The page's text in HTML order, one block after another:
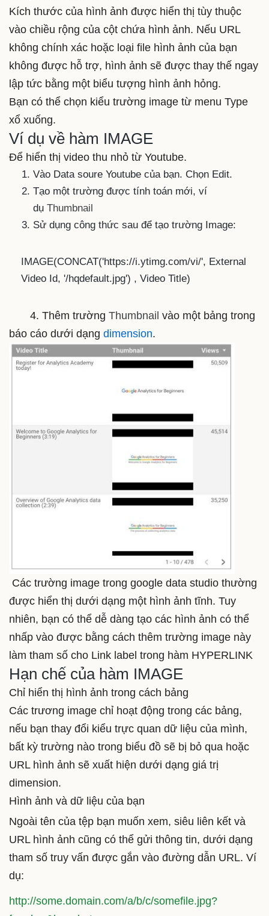
Kích thước của hình ảnh được hiển thị tùy thuộc
vào chiều rộng của cột chứa hình ảnh. Nếu URL
không chính xác hoặc loại file hình ảnh của bạn
không được hỗ trợ, hình ảnh sẽ được thay thế ngay
lập tức bằng một biểu tượng hình ảnh hỏng.
Bạn có thể chọn kiểu trường image từ menu Type
xổ xuống.
Ví dụ về hàm IMAGE
Để hiển thị video thu nhỏ từ Youtube.
Vào Data soure Youtube của bạn. Chọn Edit.
Tạo một trường được tính toán mới, ví
dụ Thumbnail
Sử dụng công thức sau để tạo trường Image:
IMAGE(CONCAT('https://i.ytimg.com/vi/', External
Video Id, '/hqdefault.jpg') , Video Title)
4. Thêm trường Thumbnail vào một bảng trong
báo cáo dưới dạng dimension.
Các trường image trong google data studio thường
được hiển thị dưới dạng một hình ảnh tĩnh. Tuy
nhiên, bạn có thể dễ dàng tạo các hình ảnh có thể
nhấp vào được bằng cách thêm trường image này
làm tham số cho Link label trong hàm HYPERLINK
Hạn chế của hàm IMAGE
Chỉ hiển thị hình ảnh trong cách bảng
Các trương image chỉ hoạt động trong các bảng,
nếu bạn thay đổi kiểu trực quan dữ liệu của mình,
bất kỳ trường nào trong biểu đồ sẽ bị bỏ qua hoặc
URL hình ảnh sẽ xuất hiện dưới dạng giá trị
dimension.
Hình ảnh và dữ liệu của bạn
Ngoài tên của tệp bạn muốn xem, siêu liên kết và
URL hình ảnh cũng có thể gửi thông tin, dưới dạng
tham số truy vấn được gắn vào đường dẫn URL. Ví
dụ:
http://some.domain.com/a/b/c/somefile.jpg?